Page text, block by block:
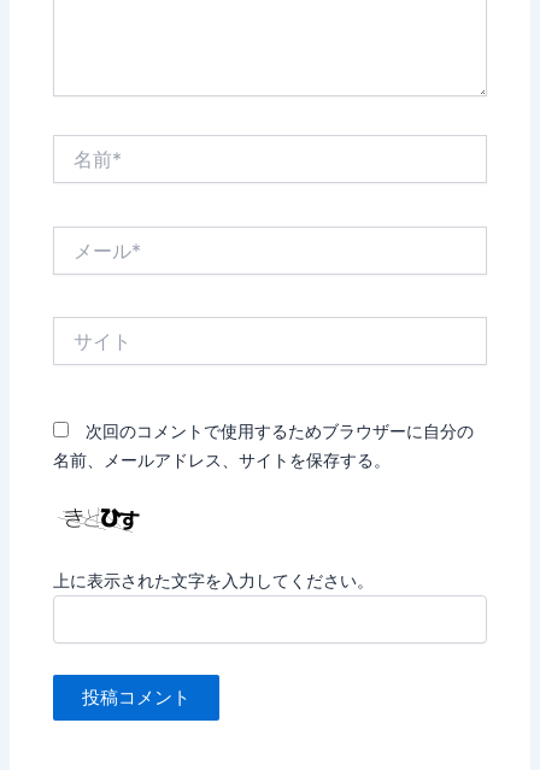
次回のコメントで使用するためブラウザーに自分の
名前、メールアドレス、サイトを保存する。
上に表示された文字を入力してください。